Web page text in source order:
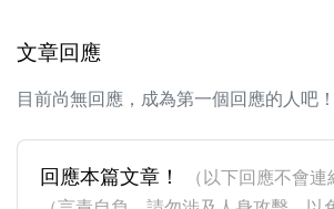
文章回應
目前尚無回應，成為第一個回應的人吧！
回應本篇文章！
（以下回應不會連